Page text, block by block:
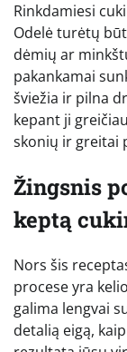
Rinkdamiesi
Odelė turėtų
dėmių ar
pakankamai
šviežia ir pilna
kepant ji
skonių ir greitai
Žingsnis
keptą
Nors šis
procese yra
galima lengvai
detalią eigą,